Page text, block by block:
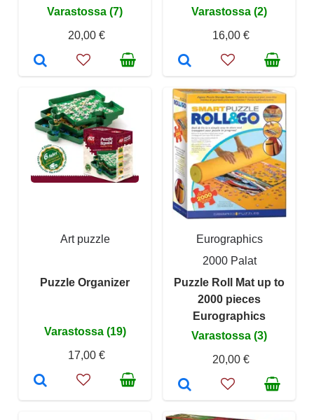
Varastossa (7)
20,00 €
Varastossa (2)
16,00 €
Art puzzle
Puzzle Organizer
Varastossa (19)
17,00 €
Eurographics
2000 Palat
Puzzle Roll Mat up to
2000 pieces
Eurographics
Varastossa (3)
20,00 €